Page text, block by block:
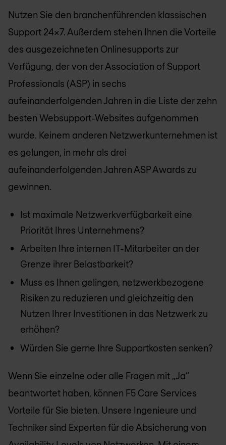
Nutzen Sie den branchenführenden klassischen
Support 24x7. Außerdem stehen Ihnen die Vorteile
des ausgezeichneten Onlinesupports zur
Verfügung, der von der Association of Support
Professionals (ASP) in sechs
aufeinanderfolgenden Jahren in die Liste der zehn
besten Websupport-Websites aufgenommen
wurde. Keinem anderen Netzwerkunternehmen ist
es gelungen, in mehr als drei
aufeinanderfolgenden Jahren ASP Awards zu
gewinnen.
Ist maximale Netzwerkverfügbarkeit eine
Priorität Ihres Unternehmens?
Arbeiten Ihre internen IT-Mitarbeiter an der
Grenze ihrer Belastbarkeit?
Muss es Ihnen gelingen, netzwerkbezogene
Risiken zu reduzieren und gleichzeitig den
Nutzen Ihrer Investitionen in das Netzwerk zu
erhöhen?
Würden Sie gerne Ihre Supportkosten senken?
Wenn Sie einzelne oder alle Fragen mit „Ja“
beantwortet haben, können F5 Care Services
Vorteile für Sie bieten. Unsere Ingenieure und
Techniker sind Experten für die Absicherung von